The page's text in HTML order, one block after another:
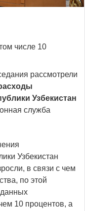
числе 10
рассмотрели
Узбекистан
служба
Узбекистан
в связи с чем
по этой
10 процентов, а